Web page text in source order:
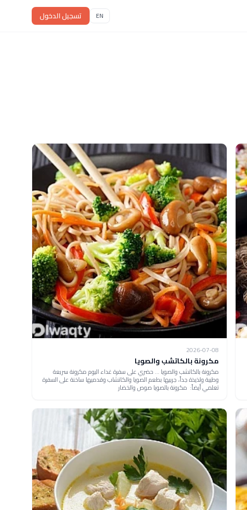
EN تسجيل الدخول
2026-07-08
مكرونة بالكاتشب والصويا
مكرونة بالكاتشب والصويا ... حضري على سفرة غداء اليوم مكرونة سريعة
وطيبة ولذيذة جداً، جربيها بطعم الصويا والكاتشاب وقدميها ساخنة على السفرة
تعلمي أيضاً: مكرونة بالصويا صوص والخضار